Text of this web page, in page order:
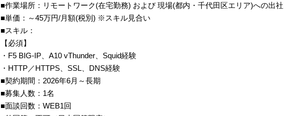
■作業場所：リモートワーク(在宅勤務) および 現場(都内・千代田区エリア)への出社
■単価：～45万円/月額(税別) ※スキル見合い
■スキル：
【必須】
・F5 BIG-IP、A10 vThunder、Squid経験
・HTTP／HTTPS、SSL、DNS経験
■契約期間：2026年6月～長期
■募集人数：1名
■面談回数：WEB1回